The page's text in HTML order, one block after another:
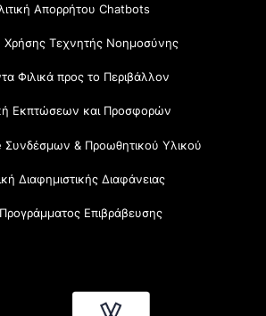
Απορρήτου Chatbots
Χρήσης Τεχνητής Νοημοσύνης
Φιλικά προς το Περιβάλλον
Εκπτώσεων και Προσφορών
Συνδέσμων & Προωθητικού Υλικού
Διαφημιστικής Διαφάνειας
Επιβράβευσης